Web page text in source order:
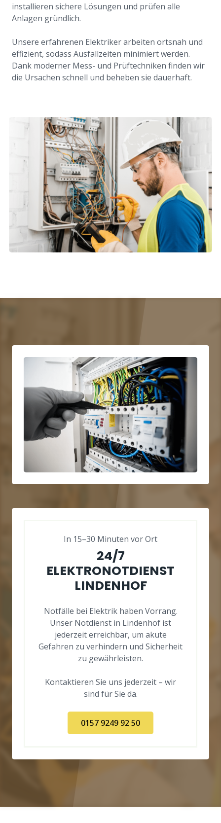
installieren sichere Lösungen und prüfen alle
Anlagen gründlich.
Unsere erfahrenen Elektriker arbeiten ortsnah und
effizient, sodass Ausfallzeiten minimiert werden.
Dank moderner Mess- und Prüftechniken finden wir
die Ursachen schnell und beheben sie dauerhaft.
In 15–30 Minuten vor Ort
24/7
ELEKTRONOTDIENST
LINDENHOF
Notfälle bei Elektrik haben Vorrang.
Unser Notdienst in Lindenhof ist
jederzeit erreichbar, um akute
Gefahren zu verhindern und Sicherheit
zu gewährleisten.
Kontaktieren Sie uns jederzeit – wir
sind für Sie da.
0157 9249 92 50